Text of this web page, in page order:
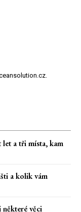
let a tři místa, kam
a kolik vám
některé věci